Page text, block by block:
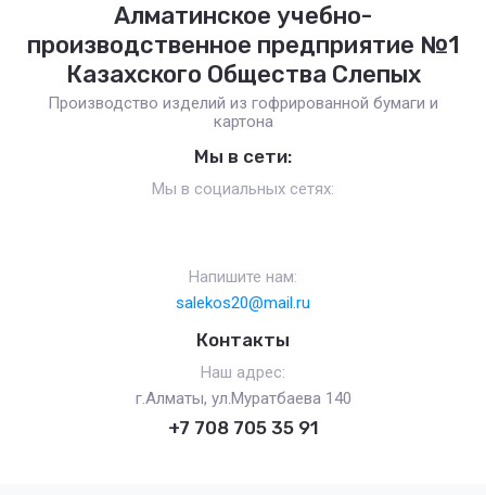
Алматинское учебно-
производственное предприятие №1
Казахского Общества Слепых
Производство изделий из гофрированной бумаги и
картона
Мы в сети:
Мы в социальных сетях:
Напишите нам:
salekos20@mail.ru
Контакты
Наш адрес:
г.Алматы, ул.Муратбаева 140
+7 708 705 35 91